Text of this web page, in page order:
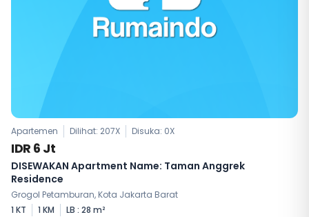
Apartemen Dilihat: 207X Disuka: 0X
IDR 6 Jt
DISEWAKAN Apartment Name: Taman Anggrek
Residence
Grogol Petamburan, Kota Jakarta Barat
1 KT
1 KM LB : 28 m²